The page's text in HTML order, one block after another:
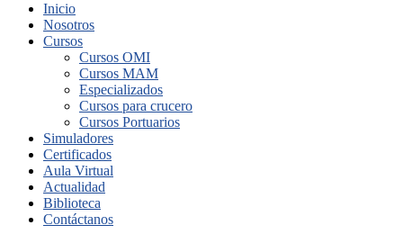
Inicio
Nosotros
Cursos
Cursos OMI
Cursos MAM
Especializados
Cursos para crucero
Cursos Portuarios
Simuladores
Certificados
Aula Virtual
Actualidad
Biblioteca
Contáctanos